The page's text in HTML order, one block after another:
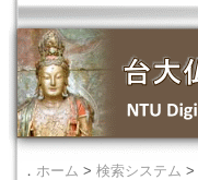
． ホーム > 検索システム >